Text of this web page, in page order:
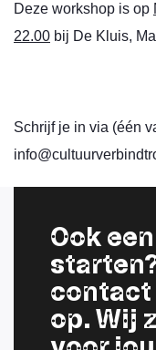
Deze workshop is op
22.00 bij De Kluis,
Schrijf je in via (één
Ook
contact
op. Wij